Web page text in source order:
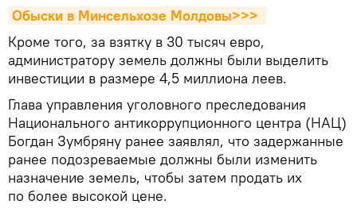
Обыски в Минсельхозе Молдовы>>>
Кроме того, за взятку в 30 тысяч евро,
администратору земель должны были выделить
инвестиции в размере 4,5 миллиона леев.
Глава управления уголовного преследования
Национального антикоррупционного центра (НАЦ)
Богдан Зумбряну ранее заявлял, что задержанные
ранее подозреваемые должны были изменить
назначение земель, чтобы затем продать их
по более высокой цене.